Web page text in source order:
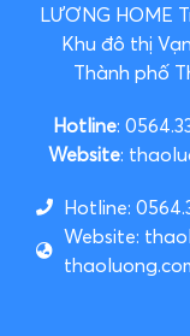
LƯƠNG HOME
Khu đô thị
Thành phố
Hotline:
Website:
Hotline:
Website: